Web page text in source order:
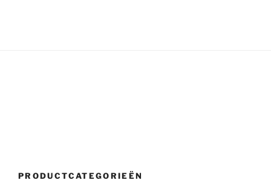
PRODUCTCATEGORIEËN